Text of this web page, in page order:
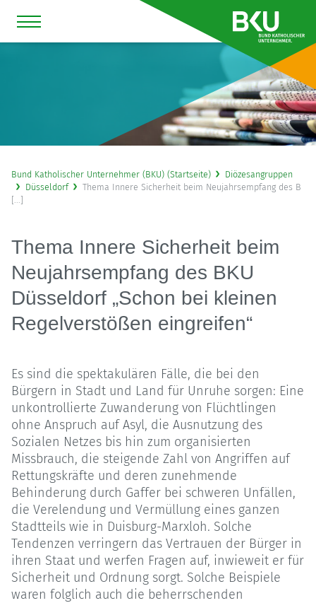
Bund Katholischer Unternehmer (BKU) (Startseite)
Diözesangruppen
Düsseldorf
Thema Innere Sicherheit beim Neujahrsempfang des B
[...]
Thema Innere Sicherheit beim
Neujahrsempfang des BKU
Düsseldorf „Schon bei kleinen
Regelverstößen eingreifen“
Es sind die spektakulären Fälle, die bei den
Bürgern in Stadt und Land für Unruhe sorgen: Eine
unkontrollierte Zuwanderung von Flüchtlingen
ohne Anspruch auf Asyl, die Ausnutzung des
Sozialen Netzes bis hin zum organisierten
Missbrauch, die steigende Zahl von Angriffen auf
Rettungskräfte und deren zunehmende
Behinderung durch Gaffer bei schweren Unfällen,
die Verelendung und Vermüllung eines ganzen
Stadtteils wie in Duisburg-Marxloh. Solche
Tendenzen verringern das Vertrauen der Bürger in
ihren Staat und werfen Fragen auf, inwieweit er für
Sicherheit und Ordnung sorgt. Solche Beispiele
waren folglich auch die beherrschenden